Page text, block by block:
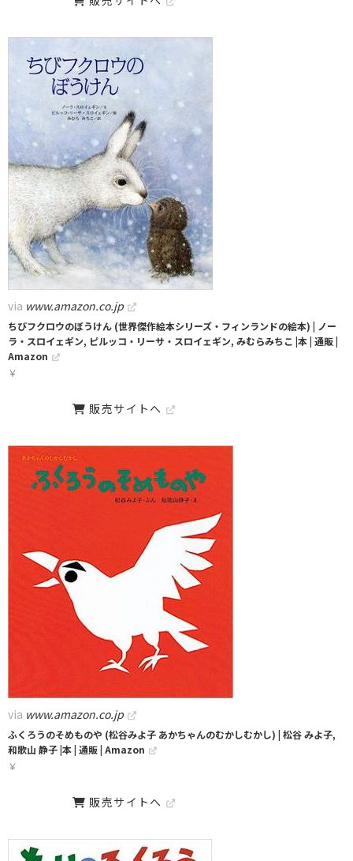
via www.amazon.co.jp
ちびフクロウのぼうけん (世界傑作絵本シリーズ・フィンランドの絵本) | ノー
ラ・スロイェギン, ピルッコ・リーサ・スロイェギン, みむらみちこ |本 | 通販 |
Amazon
￥
販売サイトへ
via www.amazon.co.jp
ふくろうのそめものや (松谷みよ子 あかちゃんのむかしむかし) | 松谷 みよ子,
和歌山 静子 |本 | 通販 | Amazon
￥
販売サイトへ